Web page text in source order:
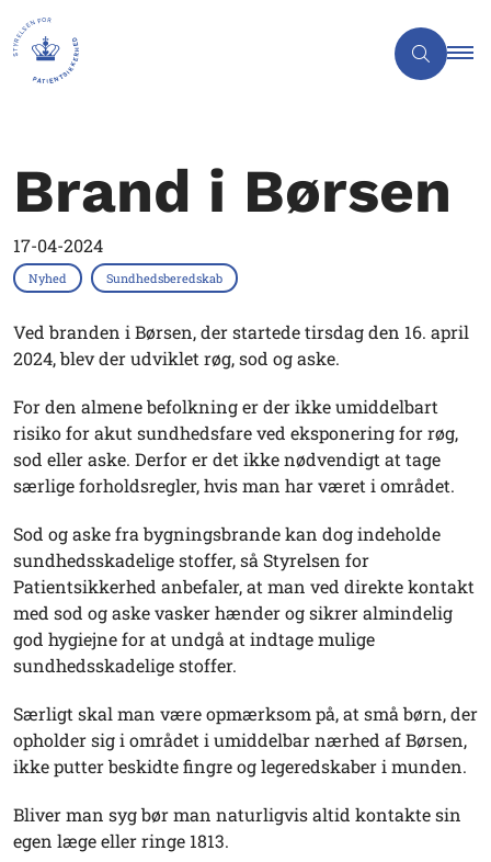
Brand i Børsen
17-04-2024
Nyhed Sundhedsberedskab
Ved branden i Børsen, der startede tirsdag den 16. april
2024, blev der udviklet røg, sod og aske.
For den almene befolkning er der ikke umiddelbart
risiko for akut sundhedsfare ved eksponering for røg,
sod eller aske. Derfor er det ikke nødvendigt at tage
særlige forholdsregler, hvis man har været i området.
Sod og aske fra bygningsbrande kan dog indeholde
sundhedsskadelige stoffer, så Styrelsen for
Patientsikkerhed anbefaler, at man ved direkte kontakt
med sod og aske vasker hænder og sikrer almindelig
god hygiejne for at undgå at indtage mulige
sundhedsskadelige stoffer.
Særligt skal man være opmærksom på, at små børn, der
opholder sig i området i umiddelbar nærhed af Børsen,
ikke putter beskidte fingre og legeredskaber i munden.
Bliver man syg bør man naturligvis altid kontakte sin
egen læge eller ringe 1813.